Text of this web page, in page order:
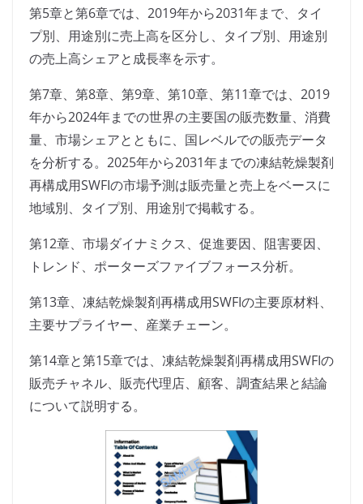
第5章と第6章では、2019年から2031年まで、タイ
プ別、用途別に売上高を区分し、タイプ別、用途別
の売上高シェアと成長率を示す。
第7章、第8章、第9章、第10章、第11章では、2019
年から2024年までの世界の主要国の販売数量、消費
量、市場シェアとともに、国レベルでの販売データ
を分析する。2025年から2031年までの凍結乾燥製剤
再構成用SWFIの市場予測は販売量と売上をベースに
地域別、タイプ別、用途別で掲載する。
第12章、市場ダイナミクス、促進要因、阻害要因、
トレンド、ポーターズファイブフォース分析。
第13章、凍結乾燥製剤再構成用SWFIの主要原材料、
主要サプライヤー、産業チェーン。
第14章と第15章では、凍結乾燥製剤再構成用SWFIの
販売チャネル、販売代理店、顧客、調査結果と結論
について説明する。